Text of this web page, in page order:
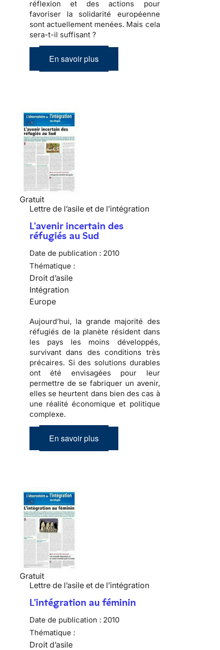
réflexion et des actions pour
favoriser la solidarité européenne
sont actuellement menées. Mais cela
sera-t-il suffisant ?
En savoir plus
Gratuit
Lettre de l’asile et de l’intégration
L'avenir incertain des
réfugiés au Sud
Date de publication : 2010
Thématique :
Droit d’asile
Intégration
Europe
Aujourd’hui, la grande majorité des
réfugiés de la planète résident dans
les pays les moins développés,
survivant dans des conditions très
précaires. Si des solutions durables
ont été envisagées pour leur
permettre de se fabriquer un avenir,
elles se heurtent dans bien des cas à
une réalité économique et politique
complexe.
En savoir plus
Gratuit
Lettre de l’asile et de l’intégration
L'intégration au féminin
Date de publication : 2010
Thématique :
Droit d’asile